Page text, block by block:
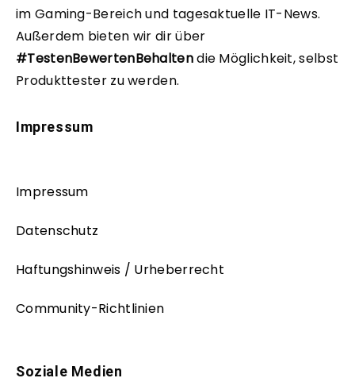
im Gaming-Bereich und tagesaktuelle IT-News.
Außerdem bieten wir dir über
#TestenBewertenBehaltendie Möglichkeit, selbst
Produkttester zu werden.
Impressum
Impressum
Datenschutz
Haftungshinweis / Urheberrecht
Community-Richtlinien
Soziale Medien